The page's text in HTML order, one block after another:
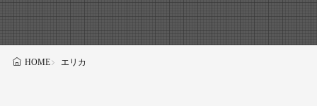
HOME エリカ